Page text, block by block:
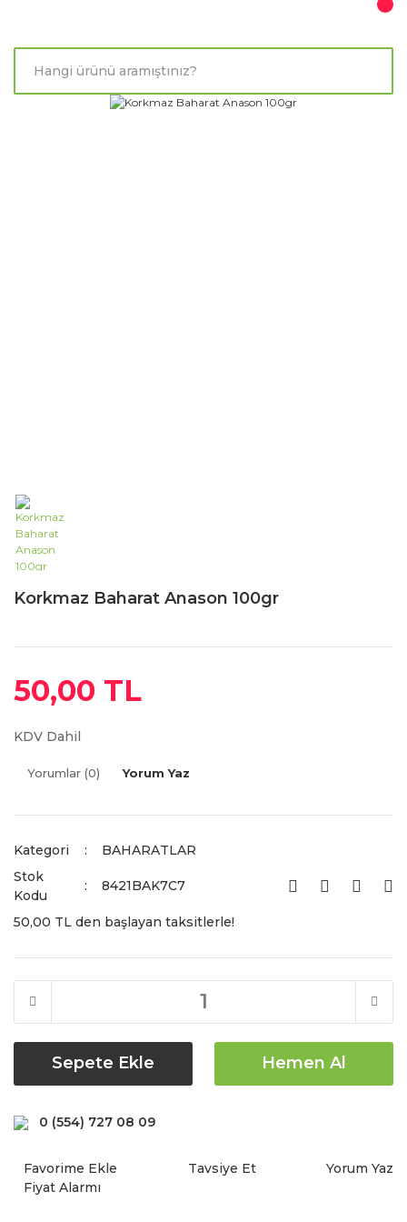
Korkmaz Baharat Anason 100gr
50,00 TL
KDV Dahil
Yorumlar (0) Yorum Yaz
Kategori
BAHARATLAR
Stok
Kodu
8421BAK7C7
50,00 TL den başlayan taksitlerle!
Sepete Ekle Hemen Al
0 (554) 727 08 09
Tavsiye Et
Yorum Yaz
Fiyat Alarmı